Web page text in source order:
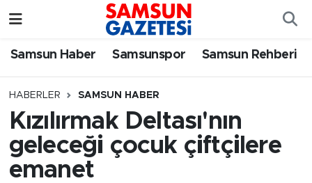
Samsun Haber Samsunspor Samsun Rehberi
HABERLER SAMSUN HABER
Kızılırmak Deltası'nın
geleceği çocuk çiftçilere
emanet
Samsun Haber
Samsun Rehberi
Resmi İlanlar
Samsun Nöbetçi Eczaneler
SAMSUN Namaz Vakitleri
Samsun Trafik Yoğunluk Haritası